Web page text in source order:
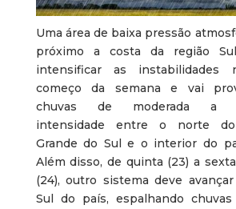
Uma área de baixa pressão
próximo a costa da região
intensificar as instabilidades
começo da semana e vai
chuvas de moderada a
intensidade entre o norte
Grande do Sul e o interior do
Além disso, de quinta (23) a
(24), outro sistema deve
Sul do país, espalhando